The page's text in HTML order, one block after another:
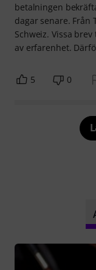
betalningen
dagar senare. Från
Schweiz. Vissa
av erfarenhet.
5 0